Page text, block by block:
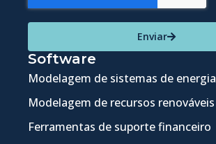
Enviar
Software
Modelagem de sistemas de energia
Modelagem de recursos renováveis
Ferramentas de suporte financeiro